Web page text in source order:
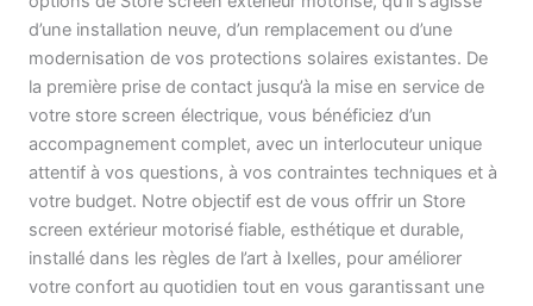
d’une installation neuve, d’un remplacement ou d’une
modernisation de vos protections solaires existantes. De
la première prise de contact jusqu’à la mise en service de
votre store screen électrique, vous bénéficiez d’un
accompagnement complet, avec un interlocuteur unique
attentif à vos questions, à vos contraintes techniques et à
votre budget. Notre objectif est de vous offrir un Store
screen extérieur motorisé fiable, esthétique et durable,
installé dans les règles de l’art à Ixelles, pour améliorer
votre confort au quotidien tout en vous garantissant une